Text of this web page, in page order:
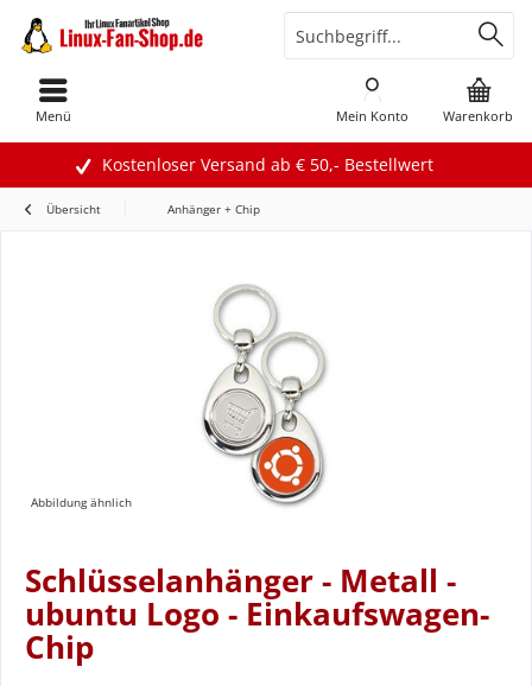
Kostenloser Versand ab € 50,- Bestellwert
Warenkorb
Mein Konto
Menü
Übersicht Anhänger + Chip
Abbildung ähnlich
Schlüsselanhänger - Metall -
ubuntu Logo - Einkaufswagen-
Chip